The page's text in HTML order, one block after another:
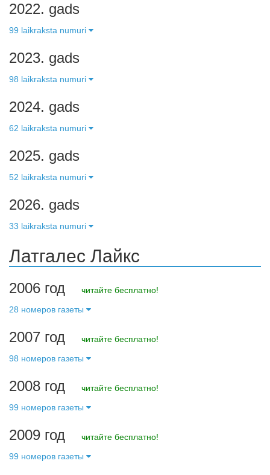
2022. gads
99 laikraksta numuri
2023. gads
98 laikraksta numuri
2024. gads
62 laikraksta numuri
2025. gads
52 laikraksta numuri
2026. gads
33 laikraksta numuri
Латгалес Лайкс
2006 год
читайте бесплатно!
28 номеров газеты
2007 год
читайте бесплатно!
98 номеров газеты
2008 год
читайте бесплатно!
99 номеров газеты
2009 год
читайте бесплатно!
99 номеров газеты